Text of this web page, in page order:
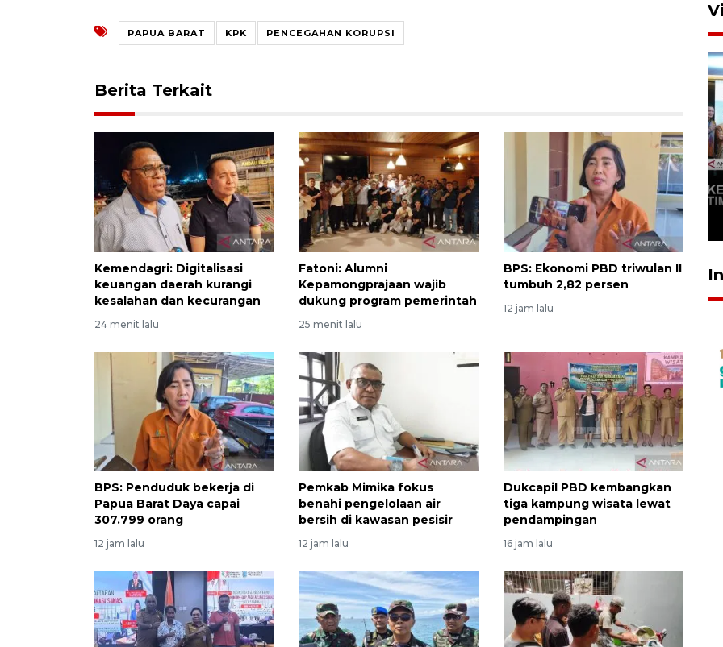
PAPUA BARAT KPK PENCEGAHAN KORUPSI
Berita Terkait
Kemendagri: Digitalisasi
keuangan daerah kurangi
kesalahan dan kecurangan
24 menit lalu
Fatoni: Alumni
Kepamongprajaan wajib
dukung program pemerintah
25 menit lalu
BPS: Ekonomi PBD triwulan II
tumbuh 2,82 persen
12 jam lalu
BPS: Penduduk bekerja di
Papua Barat Daya capai
307.799 orang
12 jam lalu
Pemkab Mimika fokus
benahi pengelolaan air
bersih di kawasan pesisir
12 jam lalu
Dukcapil PBD kembangkan
tiga kampung wisata lewat
pendampingan
16 jam lalu
KORMI MIMIKA RUTIN GELAR
"CAR FREE DAY" SETIAP
SABTU
29 April 2026 17:04